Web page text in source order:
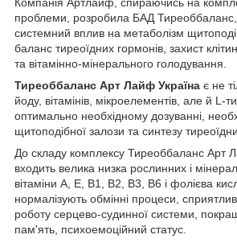
проблеми, розробила БАД
системний вплив на метаболізм
баланс тиреоїдних гормонів, захист
та вітамінно-мінерального голодування.
Тиреоббаланс Арт Лайф Україна є не
йоду, вітамінів, мікроелементів, але й L-
оптимально необхідному дозуванні,
щитоподібної залози та синтезу
До складу комплексу Тиреоббаланс Арт
входить велика низка рослинних і
вітаміни А, Е, В1, В2, В3, В6 і фолієва
нормалізують обмінні процеси,
роботу серцево-судинної системи,
пам'ять, психоемоційний статус.